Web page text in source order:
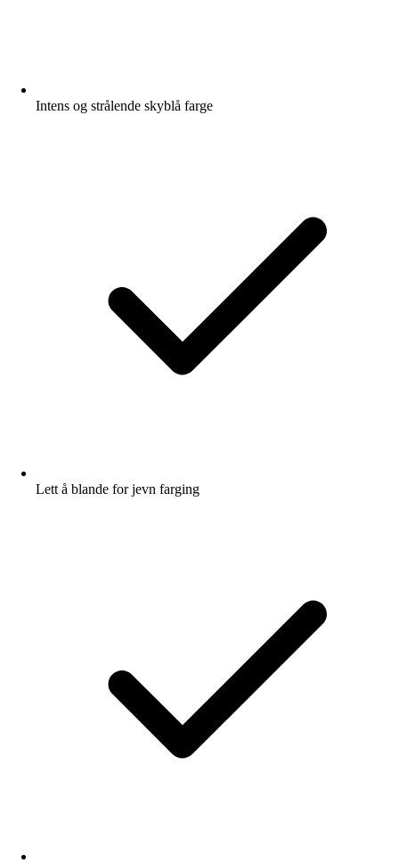
Intens og strålende skyblå farge
Lett å blande for jevn farging